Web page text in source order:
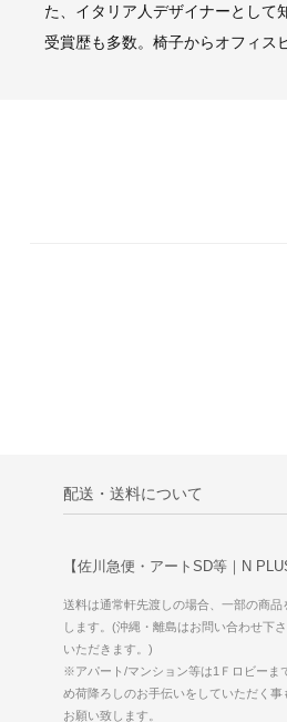
た、イタリア人デザイナーとして
受賞歴も多数。椅子からオフィス
配送・送料について
【佐川急便・アートSD等｜N
送料は通常軒先渡しの場合、一部の商
します。(沖縄・離島はお問い合わせ下
いただきます。)
※アパート/マンション等は1Ｆロビーま
め荷降ろしのお手伝いをしていただく
お願い致します。